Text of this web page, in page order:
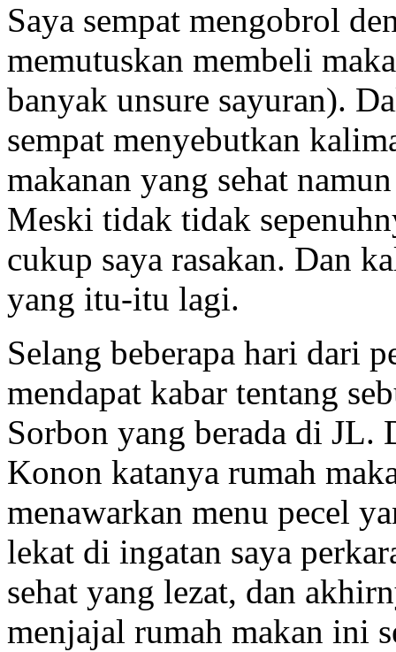
Saya sempat mengobrol
memutuskan membeli
banyak unsure sayuran).
sempat menyebutkan
makanan yang sehat
Meski tidak tidak
cukup saya rasakan. Dan
yang itu-itu lagi.
Selang beberapa hari dari
mendapat kabar tentang
Sorbon yang berada di
Konon katanya rumah
menawarkan menu pecel
lekat di ingatan saya
sehat yang lezat, dan
menjajal rumah makan ini